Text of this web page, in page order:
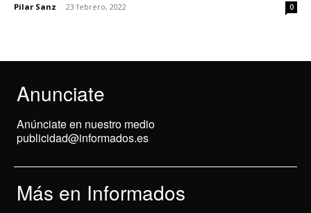
Pilar Sanz - 23 febrero, 2022 0
Anunciate
Anúnciate en nuestro medio
publicidad@informados.es
Más en Informados